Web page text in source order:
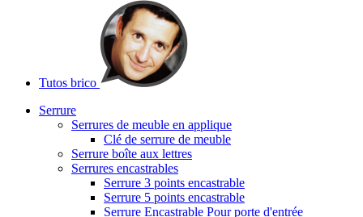
Tutos brico
Serrure
Serrures de meuble en applique
Clé de serrure de meuble
Serrure boîte aux lettres
Serrures encastrables
Serrure 3 points encastrable
Serrure 5 points encastrable
Serrure Encastrable Pour porte d'entrée